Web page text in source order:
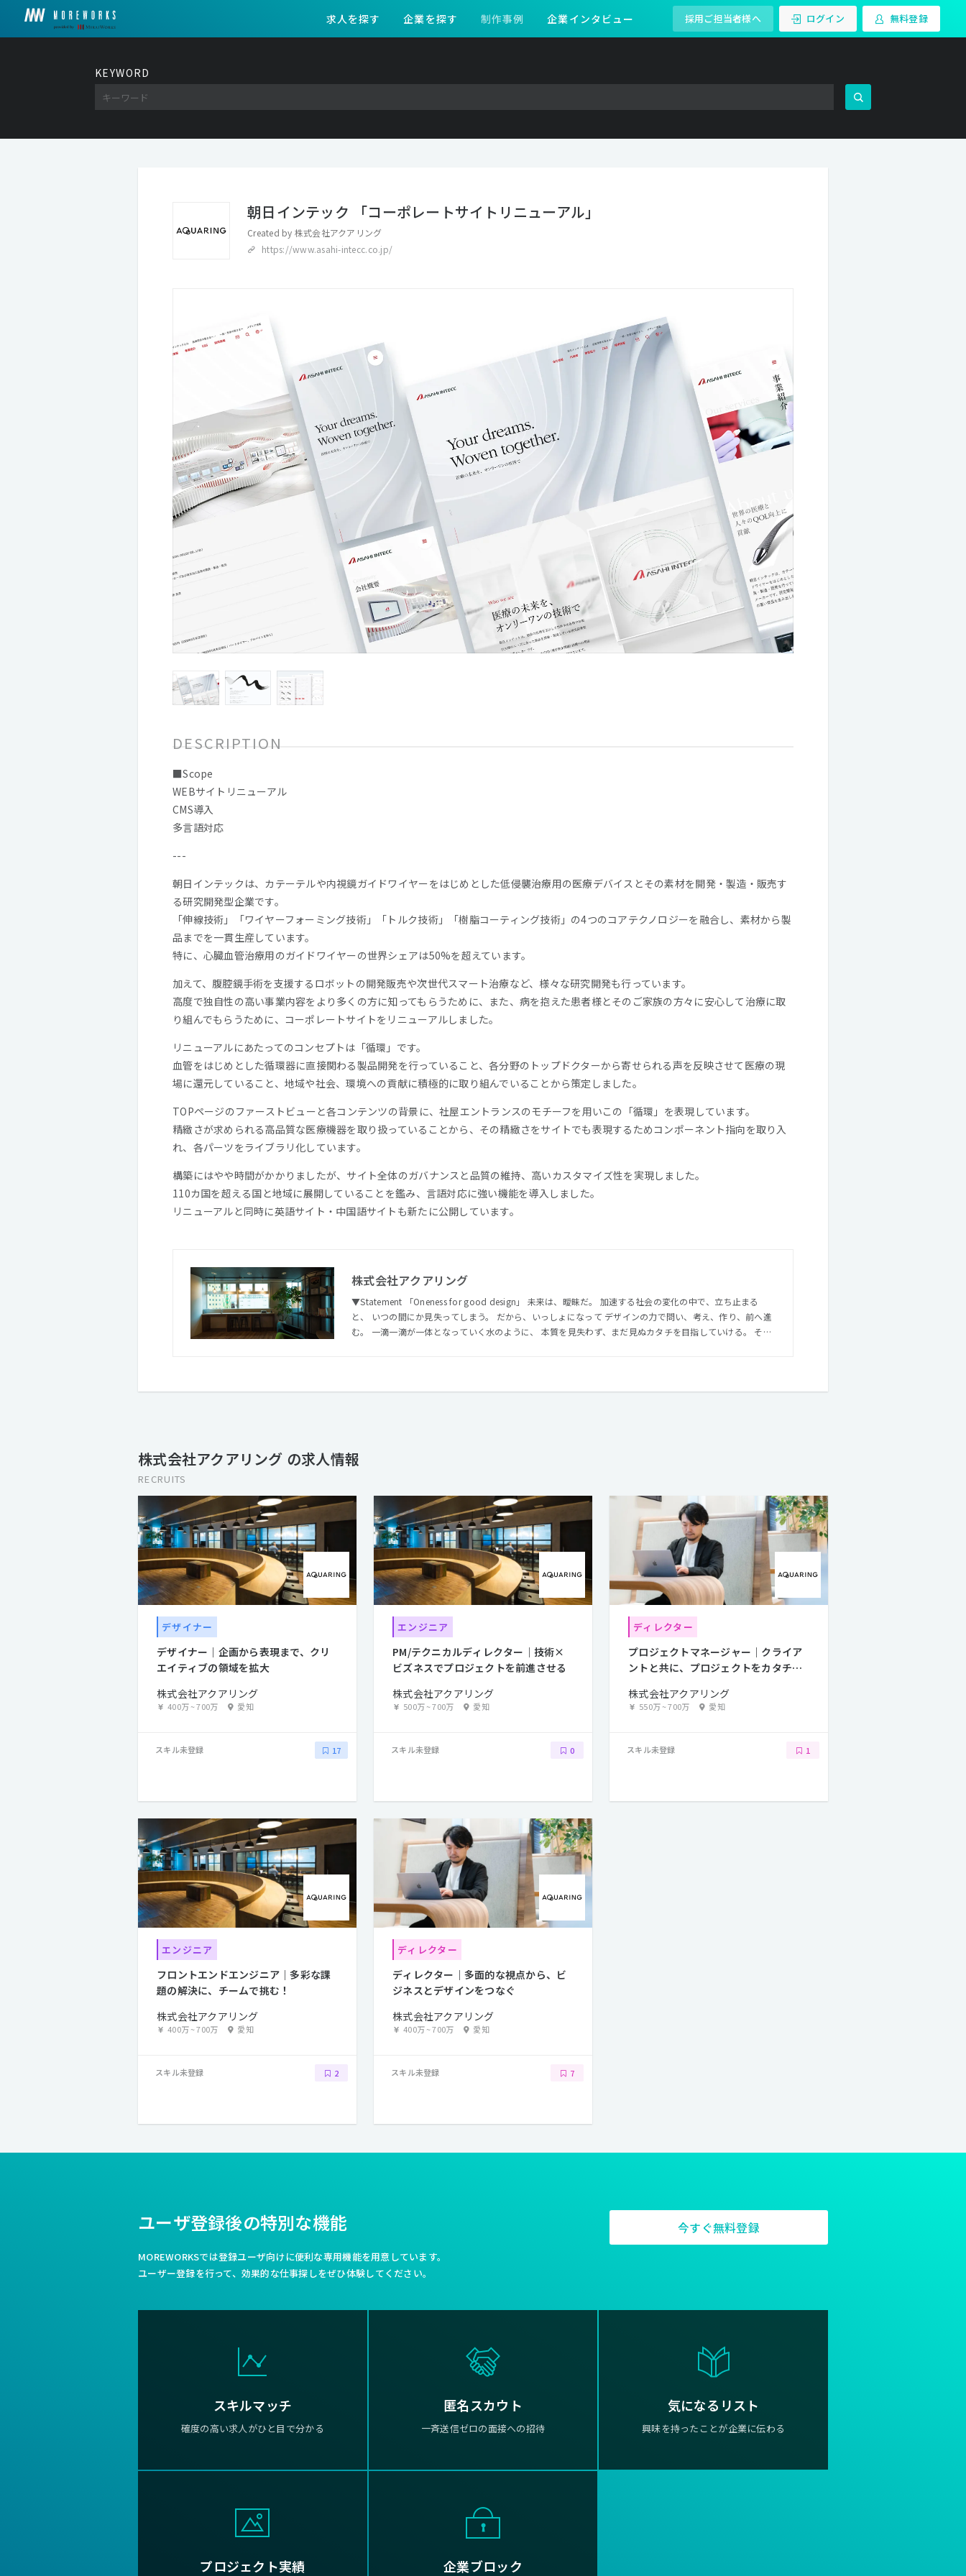
求人を探す 企業を探す 制作事例 企業インタビュー 採用ご担当者様へ ログイン 無料登録
KEYWORD
朝日インテック 「コーポレートサイトリニューアル」
Created by 株式会社アクアリング
https://www.asahi-intecc.co.jp/
DESCRIPTION
■Scope
WEBサイトリニューアル
CMS導入
多言語対応
---
朝日インテックは、カテーテルや内視鏡ガイドワイヤーをはじめとした低侵襲治療用の医療デバイスとその素材を開発・製造・販売す
る研究開発型企業です。
「伸線技術」「ワイヤーフォーミング技術」「トルク技術」「樹脂コーティング技術」の4つのコアテクノロジーを融合し、素材から製
品までを一貫生産しています。
特に、心臓血管治療用のガイドワイヤーの世界シェアは50%を超えています。
加えて、腹腔鏡手術を支援するロボットの開発販売や次世代スマート治療など、様々な研究開発も行っています。
高度で独自性の高い事業内容をより多くの方に知ってもらうために、また、病を抱えた患者様とそのご家族の方々に安心して治療に取
り組んでもらうために、コーポレートサイトをリニューアルしました。
リニューアルにあたってのコンセプトは「循環」です。
血管をはじめとした循環器に直接関わる製品開発を行っていること、各分野のトップドクターから寄せられる声を反映させて医療の現
場に還元していること、地域や社会、環境への貢献に積極的に取り組んでいることから策定しました。
TOPページのファーストビューと各コンテンツの背景に、社屋エントランスのモチーフを用いこの「循環」を表現しています。
精緻さが求められる高品質な医療機器を取り扱っていることから、その精緻さをサイトでも表現するためコンポーネント指向を取り入
れ、各パーツをライブラリ化しています。
構築にはやや時間がかかりましたが、サイト全体のガバナンスと品質の維持、高いカスタマイズ性を実現しました。
110カ国を超える国と地域に展開していることを鑑み、言語対応に強い機能を導入しました。
リニューアルと同時に英語サイト・中国語サイトも新たに公開しています。
株式会社アクアリング
▼Statement 「Oneness for good design」 未来は、曖昧だ。 加速する社会の変化の中で、立ち止まる
と、 いつの間にか見失ってしまう。 だから、いっしょになって デザインの力で問い、考え、作り、前へ進
む。 一滴一滴が一体となっていく水のように、 本質を見失わず、まだ見ぬカタチを目指していける。 そん
を社会に貢献できるミッションと捉えて、 これからもいいモノづくりを続けていく。 ▼Value ◎自分自身
ことを、チームで実現する。 ◎自分と社会の価値観「理想へ背伸びをする」 どんなことも、始まりは「や
ってみる」から。 理想の社会から、自分の必要なことを見つけだし、果敢に挑み、積み重ね、到達する。
株式会社アクアリング の求人情報
RECRUITS
デザイナー
デザイナー｜企画から表現まで、クリ
エイティブの領域を拡大
株式会社アクアリング
400万~700万 愛知
スキル未登録 17
エンジニア
PM/テクニカルディレクター｜技術×
ビズネスでプロジェクトを前進させる
株式会社アクアリング
500万~700万 愛知
スキル未登録 0
ディレクター
プロジェクトマネージャー｜クライア
ントと共に、プロジェクトをカタチに
株式会社アクアリング
550万~700万 愛知
スキル未登録 1
エンジニア
フロントエンドエンジニア｜多彩な課
題の解決に、チームで挑む！
株式会社アクアリング
400万~700万 愛知
スキル未登録 2
ディレクター
ディレクター｜多面的な視点から、ビ
ジネスとデザインをつなぐ
株式会社アクアリング
400万~700万 愛知
スキル未登録 7
ユーザ登録後の特別な機能
MOREWORKSでは登録ユーザ向けに便利な専用機能を用意しています。
ユーザー登録を行って、効果的な仕事探しをぜひ体験してください。
今すぐ無料登録
スキルマッチ
確度の高い求人がひと目で分かる
匿名スカウト
一斉送信ゼロの面接への招待
気になるリスト
興味を持ったことが企業に伝わる
プロジェクト実績 企業ブロック